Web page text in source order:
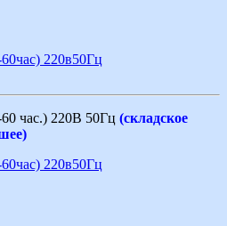
220в50Гц
час.) 220В 50Гц (складское
220в50Гц